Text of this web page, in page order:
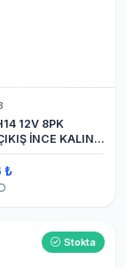
12V 8PK
İNCE KALIN
KLİMA
₺
Stokta